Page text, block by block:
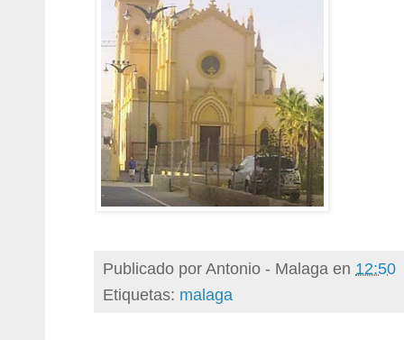
Publicado porAntonio - Malaga en 12:50
Etiquetas: malaga